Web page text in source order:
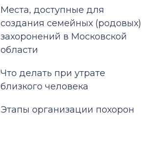
Места, доступные для
создания семейных (родовых)
захоронений в Московской
области
Что делать при утрате
близкого человека
Этапы организации похорон